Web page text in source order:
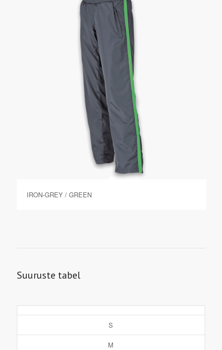
IRON-GREY / GREEN
Suuruste tabel
S
M